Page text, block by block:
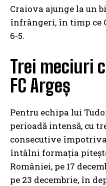
Craiova ajunge la un
înfrângeri, în timp ce
6-5.
Trei meciuri
FC Argeș
Pentru echipa lui
perioadă intensă, cu
consecutive
întâlni formația
României, pe 17
pe 23 decembrie, în